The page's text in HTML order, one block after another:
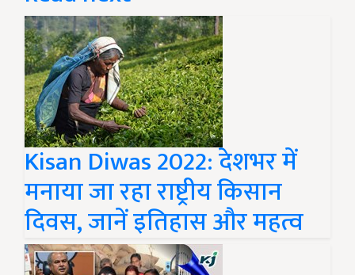
Kisan Diwas 2022: देशभर में
मनाया जा रहा राष्ट्रीय किसान
दिवस, जानें इतिहास और महत्व